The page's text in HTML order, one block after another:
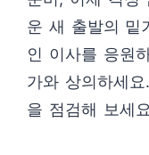
운 새 출발의 밑
인 이사를 응원
가와 상의하세
을 점검해 보세